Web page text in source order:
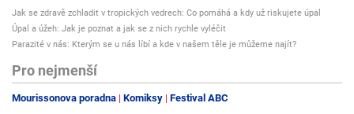
Jak se zdravě zchladit v tropických vedrech: Co pomáhá a kdy už riskujete úpal
Úpal a úžeh: Jak je poznat a jak se z nich rychle vyléčit
Parazité v nás: Kterým se u nás líbí a kde v našem těle je můžeme najít?
Pro nejmenší
Mourissonova poradna Komiksy Festival ABC